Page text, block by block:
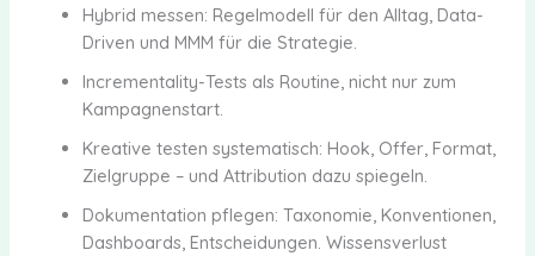
Hybrid messen: Regelmodell für den Alltag, Data-
Driven und MMM für die Strategie.
Incrementality-Tests als Routine, nicht nur zum
Kampagnenstart.
Kreative testen systematisch: Hook, Offer, Format,
Zielgruppe – und Attribution dazu spiegeln.
Dokumentation pflegen: Taxonomie, Konventionen,
Dashboards, Entscheidungen. Wissensverlust